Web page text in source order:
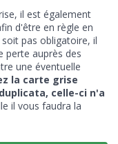
il est également
d'être en règle en
pas obligatoire, il
perte auprès des
une éventuelle
la carte grise
celle-ci n'a
il vous faudra la